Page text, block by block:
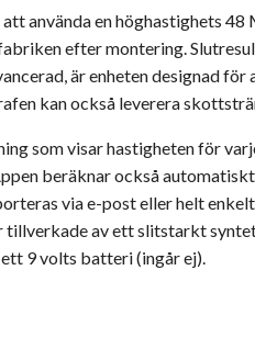
använda en höghastighets
efter montering.
är enheten designad
kan också leverera
som visar hastigheten för
beräknar också
via e-post eller helt
av ett slitstarkt
9 volts batteri (ingår ej).